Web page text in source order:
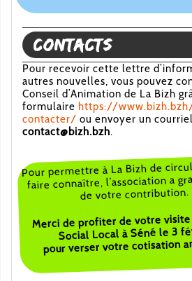
Contacts
Pour recevoir cette lettre
autres nouvelles, vous pouvez
Conseil d’Animation de La Bizh
formulaire https://
contacter/ ou envoyer un
contact@bizh.bzh.
Pour permettre à La Bizh de
faire connaître, l’association a
de votre contribution.
Merci de profiter de votre
Social Local à Séné le 3
pour verser votre cotisation